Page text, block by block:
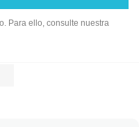
Para ello, consulte nuestra